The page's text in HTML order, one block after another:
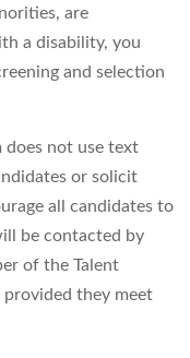
are
a disability, you
and selection
does not use text
or solicit
all candidates to
be contacted by
of the Talent
they meet